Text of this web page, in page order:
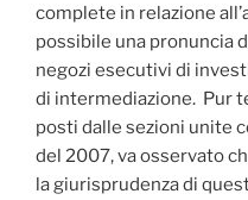
complete in relazione
possibile una pronuncia
negozi esecutivi di
di intermediazione. Pur
posti dalle sezioni unite
del 2007, va osservato
la giurisprudenza di